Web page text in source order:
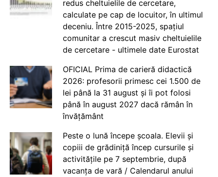
redus cheltuielile de cercetare,
calculate pe cap de locuitor, în ultimul
deceniu. Între 2015-2025, spațiul
comunitar a crescut masiv cheltuielile
de cercetare - ultimele date Eurostat
OFICIAL Prima de carieră didactică
2026: profesorii primesc cei 1.500 de
lei până la 31 august și îi pot folosi
până în august 2027 dacă rămân în
învățământ
Peste o lună începe școala. Elevii și
copiii de grădiniță încep cursurile și
activitățile pe 7 septembrie, după
vacanța de vară / Calendarul anului